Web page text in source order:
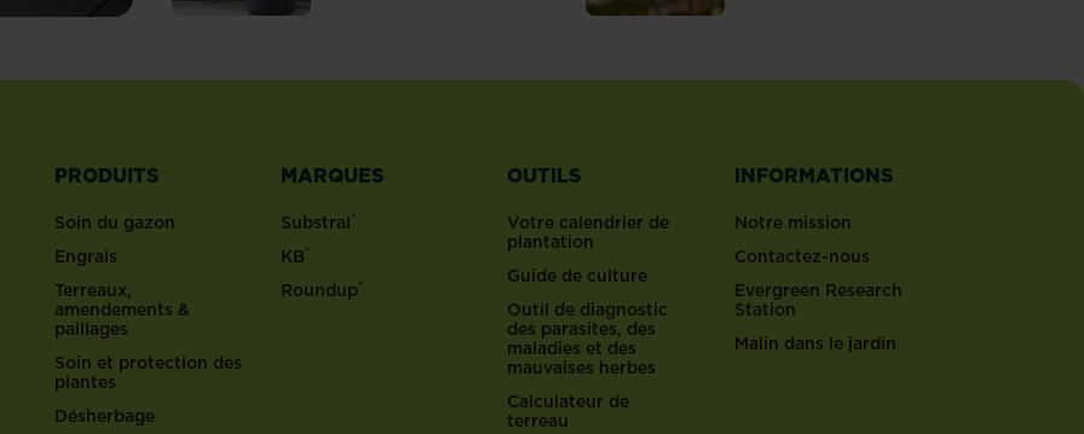
PRODUITS
Soin du gazon
Engrais
Terreaux,
amendements &
paillages
Soin et protection des
plantes
Désherbage
MARQUES
Substral®
KB®
Roundup®
OUTILS
Votre calendrier de
plantation
Guide de culture
Outil de diagnostic
des parasites, des
maladies et des
mauvaises herbes
Calculateur de
terreau
INFORMATIONS
Notre mission
Contactez-nous
Evergreen Research
Station
Malin dans le jardin